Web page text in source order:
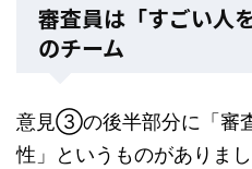
審査員は「すごい人
のチーム
意見③の後半部分に「審
性」というものがありま